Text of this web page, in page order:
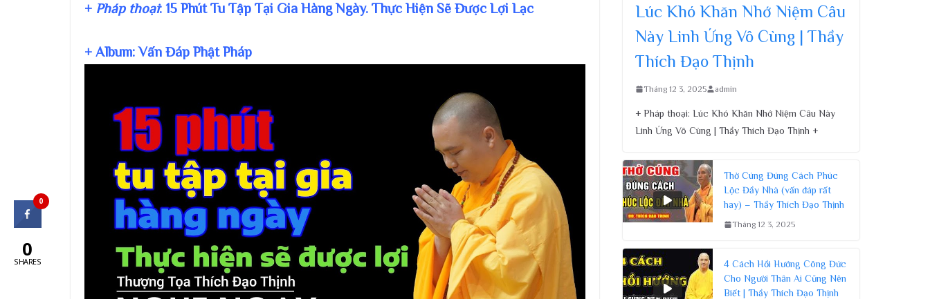
+ Pháp thoại: 15 Phút Tu Tập Tại Gia Hàng Ngày. Thực Hiện Sẽ Được Lợi Lạc
+ Album: Vấn Đáp Phật Pháp
Lúc Khó Khăn Nhớ Niệm Câu
Này Linh Ứng Vô Cùng | Thầy
Thích Đạo Thịnh
Tháng 12 3, 2025 admin
+ Pháp thoại: Lúc Khó Khăn Nhớ Niệm Câu Này
Linh Ứng Vô Cùng | Thầy Thích Đạo Thịnh +
Thờ Cúng Đúng Cách Phúc
Lộc Đầy Nhà (vấn đáp rất
hay) – Thầy Thích Đạo Thịnh
Tháng 12 3, 2025
4 Cách Hồi Hướng Công Đức
Cho Người Thân Ai Cũng Nên
Biết | Thầy Thích Đạo Thịnh
0
0
SHARES